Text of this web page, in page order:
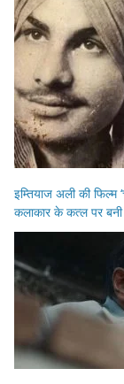
इम्तियाज अली की फिल्म
कलाकार के कत्ल पर